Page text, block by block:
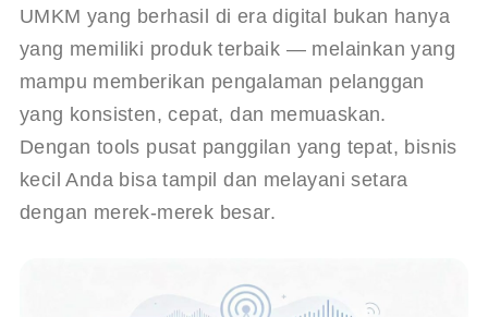
UMKM yang berhasil di era digital bukan hanya
yang memiliki produk terbaik — melainkan yang
mampu memberikan pengalaman pelanggan
yang konsisten, cepat, dan memuaskan.
Dengan tools pusat panggilan yang tepat, bisnis
kecil Anda bisa tampil dan melayani setara
dengan merek-merek besar.